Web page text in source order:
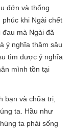
đớn và thống
khi Ngài chết
mà Ngài đã
ý nghĩa thâm sâu
tìm được ý nghĩa
mình tồn tại
bạn và chữa trị,
ta. Hầu như
ta phải sống